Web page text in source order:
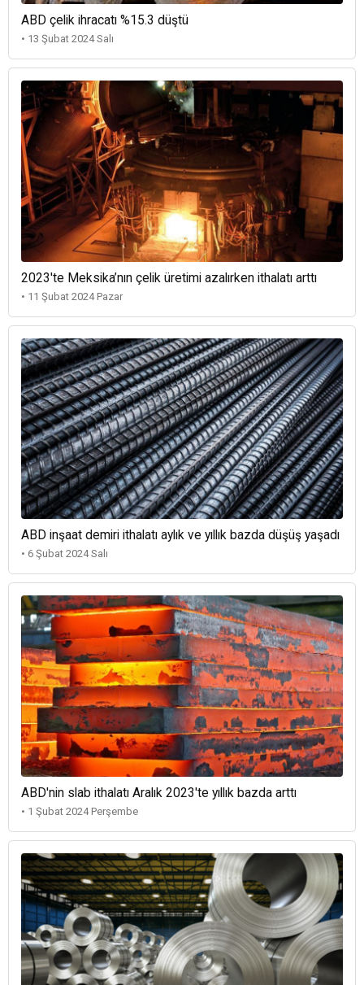
ABD çelik ihracatı %15.3 düştü
• 13 Şubat 2024 Salı
2023'te Meksika’nın çelik üretimi azalırken ithalatı arttı
• 11 Şubat 2024 Pazar
ABD inşaat demiri ithalatı aylık ve yıllık bazda düşüş yaşadı
• 6 Şubat 2024 Salı
ABD'nin slab ithalatı Aralık 2023'te yıllık bazda arttı
• 1 Şubat 2024 Perşembe